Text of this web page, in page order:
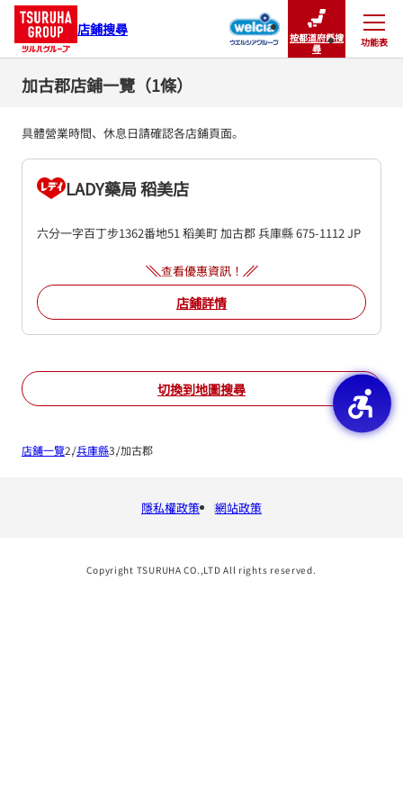
店鋪搜尋
按都道府縣搜
尋
功能表
關閉
加古郡店鋪一覽（1條）
具體營業時間、休息日請確認各店鋪頁面。
LADY藥局 稻美店
六分一字百丁步1362番地51稻美町加古郡兵庫縣675-1112JP
查看優惠資訊！
店鋪詳情
切換到地圖搜尋
店鋪一覽 兵庫縣 加古郡
隱私權政策 網站政策
Copyright TSURUHA CO.,LTD All rights reserved.